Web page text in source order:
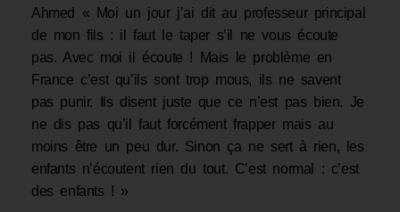
Ahmed « Moi un jour j’ai dit au professeur principal
de mon fils : il faut le taper s’il ne vous écoute
pas. Avec moi il écoute ! Mais le problème en
France c’est qu’ils sont trop mous, ils ne savent
pas punir. Ils disent juste que ce n’est pas bien. Je
ne dis pas qu’il faut forcément frapper mais au
moins être un peu dur. Sinon ça ne sert à rien, les
enfants n’écoutent rien du tout. C’est normal : c’est
des enfants ! »